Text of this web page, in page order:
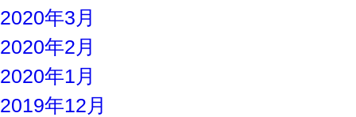
2020年3月
2020年2月
2020年1月
2019年12月